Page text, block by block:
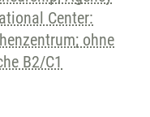
Center:
ohne
B2/C1